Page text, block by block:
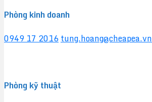
Phòng kinh doanh
0949 17 2016tung.hoang@cheapea.vn
Phòng kỹ thuật